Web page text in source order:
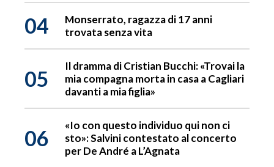
04
Monserrato, ragazza di 17 anni
trovata senza vita
05
Il dramma di Cristian Bucchi: «Trovai la
mia compagna morta in casa a Cagliari
davanti a mia figlia»
06
«Io con questo individuo qui non ci
sto»: Salvini contestato al concerto
per De André a L’Agnata